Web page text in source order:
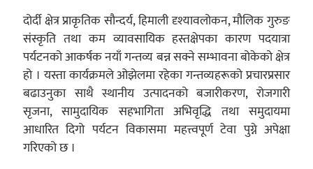
दोर्दी क्षेत्र प्राकृतिक सौन्दर्य, हिमाली दृश्यावलोकन, मौलिक गुरुङ
संस्कृति तथा कम व्यावसायिक हस्तक्षेपका कारण पदयात्रा
पर्यटनको आकर्षक नयाँ गन्तव्य बन्न सक्ने सम्भावना बोकेको क्षेत्र
हो । यस्ता कार्यक्रमले ओझेलमा रहेका गन्तव्यहरूको प्रचारप्रसार
बढाउनुका साथै स्थानीय उत्पादनको बजारीकरण, रोजगारी
सृजना, सामुदायिक सहभागिता अभिवृद्धि तथा समुदायमा
आधारित दिगो पर्यटन विकासमा महत्त्वपूर्ण टेवा पुग्ने अपेक्षा
गरिएको छ ।